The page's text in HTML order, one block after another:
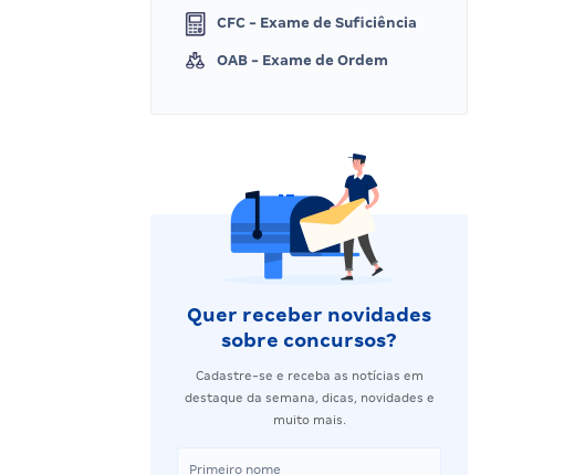
CFC - Exame de Suficiência
OAB - Exame de Ordem
Quer receber novidades
sobre concursos?
Cadastre-se e receba as notícias em
destaque da semana, dicas, novidades e
muito mais.